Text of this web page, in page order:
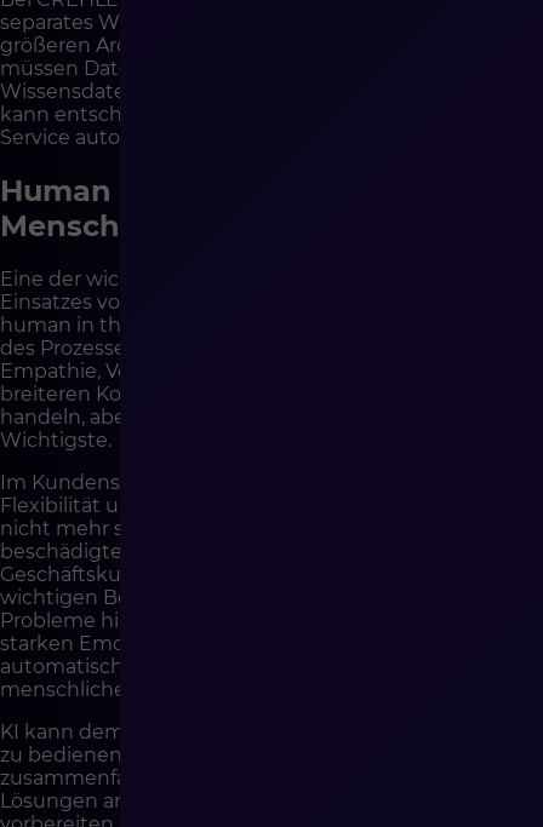
separates Widget im Chat, sondern als Element einer
größeren Architektur des Kundenservice. Zuerst
müssen Daten, Prozesse, Status, Integrationen und
Wissensdatenbank geordnet werden. Erst danach
kann entschieden werden, welche Elemente des
Service automatisiert werden sollten.
Human in the loop, also der
Mensch bleibt Teil der Qualität
Eine der wichtigsten Regeln verantwortungsvollen
Einsatzes von KI im Kundenservice ist das Modell
human in the loop. Es bedeutet, dass der Mensch Teil
des Prozesses bleibt, wo die Entscheidung Bewertung,
Empathie, Verantwortung oder Verständnis eines
breiteren Kontexts erfordert. KI kann sehr schnell
handeln, aber Geschwindigkeit ist nicht immer das
Wichtigste.
Im Kundenservice zählen auch Ton, Feingefühl,
Flexibilität und die Fähigkeit zu erkennen, wann ein Fall
nicht mehr standardmäßig ist. Ein Kunde, der ein
beschädigtes Produkt erhalten hat, ein
Geschäftskunde mit verspäteter Lieferung einer
wichtigen Bestellung, ein Premiumkunde, der mehrere
Probleme hintereinander hatte, oder eine Person, die in
starken Emotionen schreibt, sollte nicht immer eine
automatische Antwort erhalten. Sie kann eine echte
menschliche Reaktion benötigen.
KI kann dem Berater helfen, einen solchen Fall besser
zu bedienen. Sie kann die Kundenhistorie
zusammenfassen, frühere Probleme zeigen, mögliche
Lösungen angeben, einen höflichen Antwortentwurf